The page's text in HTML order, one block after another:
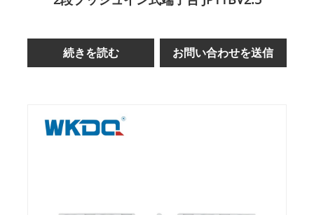
続きを読む お問い合わせを送信